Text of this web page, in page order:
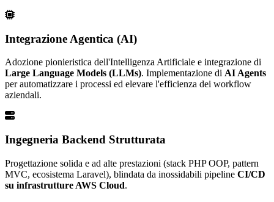
Integrazione Agentica (AI)
Adozione pionieristica dell'Intelligenza Artificiale e integrazione di
Large Language Models (LLMs). Implementazione di AI Agents
per automatizzare i processi ed elevare l'efficienza dei workflow
aziendali.
Ingegneria Backend Strutturata
Progettazione solida e ad alte prestazioni (stack PHP OOP, pattern
MVC, ecosistema Laravel), blindata da inossidabili pipeline CI/CD
su infrastrutture AWS Cloud.